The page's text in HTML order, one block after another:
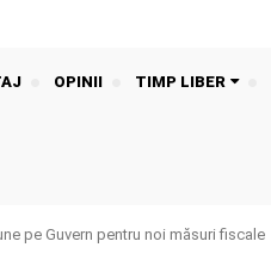
OPINII TIMP LIBER
pe Guvern pentru noi măsuri fiscale